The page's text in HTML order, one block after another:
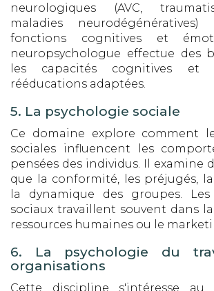
neurologiques (AVC,
maladies
fonctions cognitives et
neuropsychologue effectue des
les capacités cognitives et
rééducations adaptées.
5. La psychologie sociale
Ce domaine explore comment
sociales influencent les
pensées des individus. Il examine
que la conformité, les préjugés,
la dynamique des groupes. Les
sociaux travaillent souvent dans
ressources humaines ou le
6. La psychologie du
organisations
Cette discipline s'intéresse au